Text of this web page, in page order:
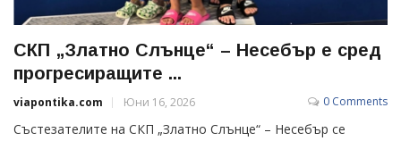
СКП „Златно Слънце“ – Несебър е сред
прогресиращите ...
viapontika.com Юни 16, 2026 0 Comments
Състезателите на СКП „Златно Слънце“ – Несебър се